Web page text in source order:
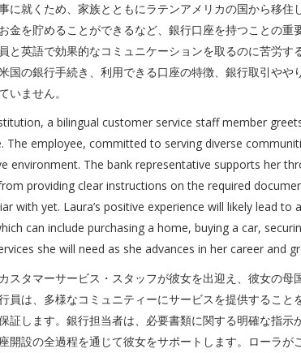
就くため、家族とともにラテンアメリカの国から移住
金を貯めることができるなど、銀行口座を持つことの重
と英語で効果的なコミュニケーションを取るのに苦労す
国の銀行手続き、利用できる口座の特徴、銀行取引やや
いません。
a bilingual customer service staff member
The employee, committed to serving diverse
environment. The bank representative supports her
providing clear instructions on the required
with yet. Laura’s positive experience will likely lead to
can include purchasing a home, buying a car,
she will need as she advances in her career and
スタマーサービス・スタッフが彼女を出迎え、彼女の母
員は、多様なコミュニティーにサービスを提供すること
証します。銀行担当者は、必要書類に関する明確な指示
開設の全過程を通じて彼女をサポートします。ローラが